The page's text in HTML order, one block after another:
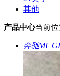
其他
产品中心当前位
奔驰ML